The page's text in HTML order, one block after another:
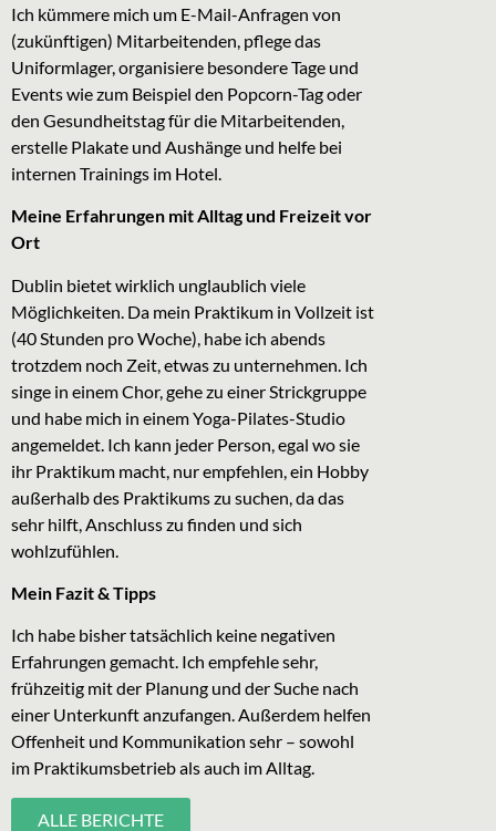
Ich kümmere mich um E-Mail-Anfragen von
(zukünftigen) Mitarbeitenden, pflege das
Uniformlager, organisiere besondere Tage und
Events wie zum Beispiel den Popcorn-Tag oder
den Gesundheitstag für die Mitarbeitenden,
erstelle Plakate und Aushänge und helfe bei
internen Trainings im Hotel.
Meine Erfahrungen mit Alltag und Freizeit vor
Ort
Dublin bietet wirklich unglaublich viele
Möglichkeiten. Da mein Praktikum in Vollzeit ist
(40 Stunden pro Woche), habe ich abends
trotzdem noch Zeit, etwas zu unternehmen. Ich
singe in einem Chor, gehe zu einer Strickgruppe
und habe mich in einem Yoga-Pilates-Studio
angemeldet. Ich kann jeder Person, egal wo sie
ihr Praktikum macht, nur empfehlen, ein Hobby
außerhalb des Praktikums zu suchen, da das
sehr hilft, Anschluss zu finden und sich
wohlzufühlen.
Mein Fazit & Tipps
Ich habe bisher tatsächlich keine negativen
Erfahrungen gemacht. Ich empfehle sehr,
frühzeitig mit der Planung und der Suche nach
einer Unterkunft anzufangen. Außerdem helfen
Offenheit und Kommunikation sehr – sowohl
im Praktikumsbetrieb als auch im Alltag.
ALLE BERICHTE